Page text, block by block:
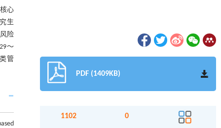
心
生
险
～
管
PDF (1409KB)
1102 0